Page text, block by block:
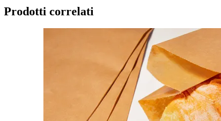
Prodotti correlati